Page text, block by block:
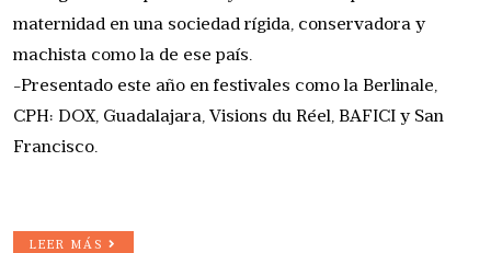
maternidad en una sociedad rígida, conservadora y
machista como la de ese país.
-Presentado este año en festivales como la Berlinale,
CPH: DOX, Guadalajara, Visions du Réel, BAFICI y San
Francisco.
LEER MÁS